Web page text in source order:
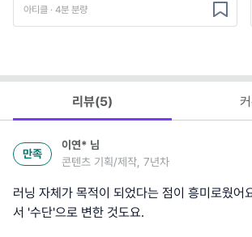
아티클 · 4분 분량
리뷰(5)
만족
이연* 님
콘텐츠 기획/제작, 7년차
러닝 자체가 목적이 되었다는 점이 흥미로웠어
서 '수단'으로 변한 것도요.